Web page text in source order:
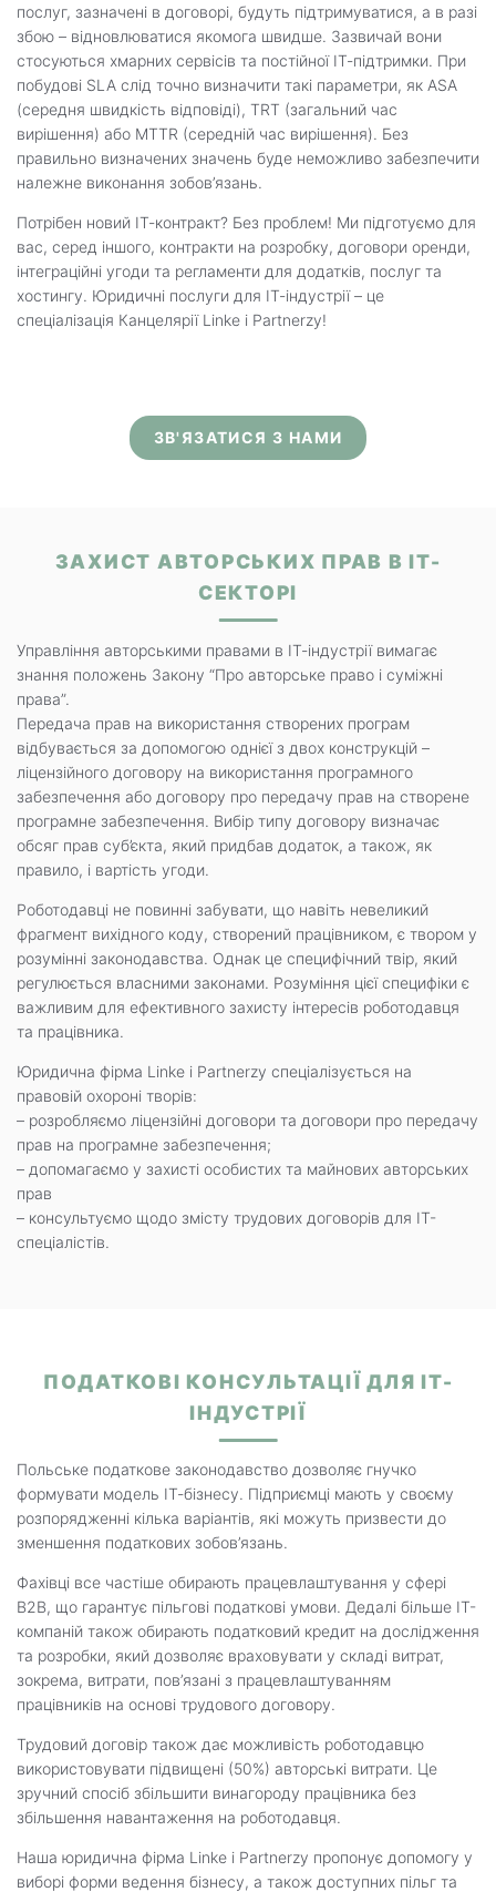
послуг, зазначені в договорі, будуть підтримуватися, а в разі
збою – відновлюватися якомога швидше. Зазвичай вони
стосуються хмарних сервісів та постійної ІТ-підтримки. При
побудові SLA слід точно визначити такі параметри, як ASA
(середня швидкість відповіді), TRT (загальний час
вирішення) або MTTR (середній час вирішення). Без
правильно визначених значень буде неможливо забезпечити
належне виконання зобов’язань.
Потрібен новий ІТ-контракт? Без проблем! Ми підготуємо для
вас, серед іншого, контракти на розробку, договори оренди,
інтеграційні угоди та регламенти для додатків, послуг та
хостингу. Юридичні послуги для ІТ-індустрії – це
спеціалізація Канцелярії Linke i Partnerzy!
ЗВ'ЯЗАТИСЯ З НАМИ
ЗАХИСТ АВТОРСЬКИХ ПРАВ В ІТ-
СЕКТОРІ
Управління авторськими правами в ІТ-індустрії вимагає
знання положень Закону “Про авторське право і суміжні
права”.
Передача прав на використання створених програм
відбувається за допомогою однієї з двох конструкцій –
ліцензійного договору на використання програмного
забезпечення або договору про передачу прав на створене
програмне забезпечення. Вибір типу договору визначає
обсяг прав суб’єкта, який придбав додаток, а також, як
правило, і вартість угоди.
Роботодавці не повинні забувати, що навіть невеликий
фрагмент вихідного коду, створений працівником, є твором у
розумінні законодавства. Однак це специфічний твір, який
регулюється власними законами. Розуміння цієї специфіки є
важливим для ефективного захисту інтересів роботодавця
та працівника.
Юридична фірма Linke i Partnerzy спеціалізується на
правовій охороні творів:
– розробляємо ліцензійні договори та договори про передачу
прав на програмне забезпечення;
– допомагаємо у захисті особистих та майнових авторських
прав
– консультуємо щодо змісту трудових договорів для ІТ-
спеціалістів.
ПОДАТКОВІ КОНСУЛЬТАЦІЇ ДЛЯ ІТ-
ІНДУСТРІЇ
Польське податкове законодавство дозволяє гнучко
формувати модель ІТ-бізнесу. Підприємці мають у своєму
розпорядженні кілька варіантів, які можуть призвести до
зменшення податкових зобов’язань.
Фахівці все частіше обирають працевлаштування у сфері
B2B, що гарантує пільгові податкові умови. Дедалі більше ІТ-
компаній також обирають податковий кредит на дослідження
та розробки, який дозволяє враховувати у складі витрат,
зокрема, витрати, пов’язані з працевлаштуванням
працівників на основі трудового договору.
Трудовий договір також дає можливість роботодавцю
використовувати підвищені (50%) авторські витрати. Це
зручний спосіб збільшити винагороду працівника без
збільшення навантаження на роботодавця.
Наша юридична фірма Linke i Partnerzy пропонує допомогу у
виборі форми ведення бізнесу, а також доступних пільг та